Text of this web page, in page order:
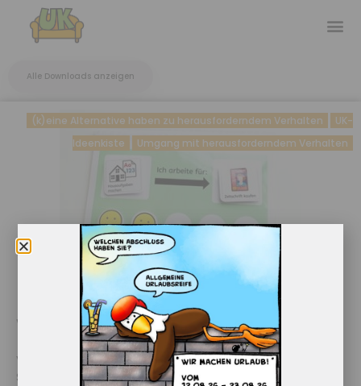
Alle Downloads anzeigen
(k)eine Alternative haben zu herausforderndem Verhalten
UK-
Ideenkiste
Umgang mit herausforderndem Verhalten
Vorlage für einen Verstärker-Plan
Vorlage für einen Verstärkerplan in den du deine eigenen
Symbole einfügen kannst.